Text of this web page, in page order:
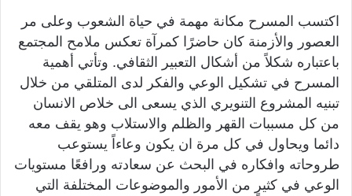
اكتسب المسرح مكانة مهمة في حياة الشعوب وعلى مر
العصور والأزمنة كان حاضرًا كمرآة تعكس ملامح المجتمع
باعتباره شكلاً من أشكال التعبير الثقافي. وتأتي أهمية
المسرح في تشكيل الوعي والفكر لدى المتلقي من خلال
تبنيه المشروع التنويري الذي يسعى الى خلاص الانسان
من كل مسببات القهر والظلم والاستلاب وهو يقف معه
دائما ويحاول في كل مرة ان يكون وعاءاً يستوعب
طروحاته وافكاره في البحث عن سعادته ورافعًا مستويات
الوعي في كثيرٍ من الأمور والموضوعات المختلفة التي